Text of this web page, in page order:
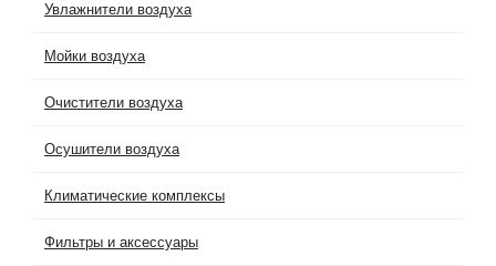
Увлажнители воздуха
Мойки воздуха
Очистители воздуха
Осушители воздуха
Климатические комплексы
Фильтры и аксессуары